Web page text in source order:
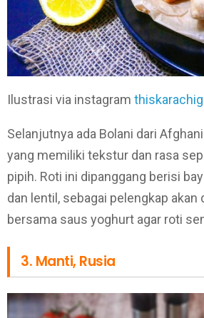
Ilustrasi via instagram
Selanjutnya ada Bolani dari
yang memiliki tekstur dan rasa
pipih. Roti ini dipanggang berisi
dan lentil, sebagai pelengkap akan
bersama saus yoghurt agar roti
3. Manti, Rusia